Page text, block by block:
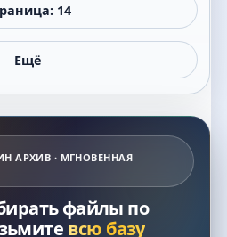
14
Ещё
АРХИВ · МГНОВЕННАЯ
файлы по
всю базу